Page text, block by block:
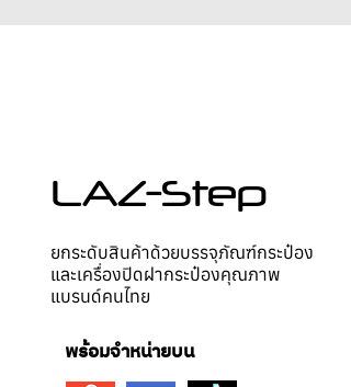
LAZ-Step
ยกระดับสินค้าด้วยบรรจุภัณฑ์กระป๋อง
และเครื่องปิดฝากระป๋องคุณภาพ
แบรนด์คนไทย
พร้อมจำหน่ายบน